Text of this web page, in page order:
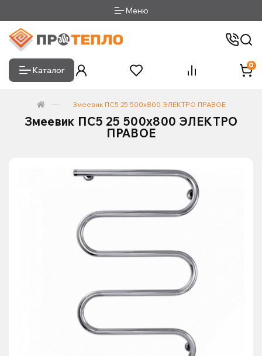
Меню
Каталог
0
Змеевик ПС5 25 500х800 ЭЛЕКТРО ПРАВОЕ
Змеевик ПС5 25 500х800 ЭЛЕКТРО
ПРАВОЕ